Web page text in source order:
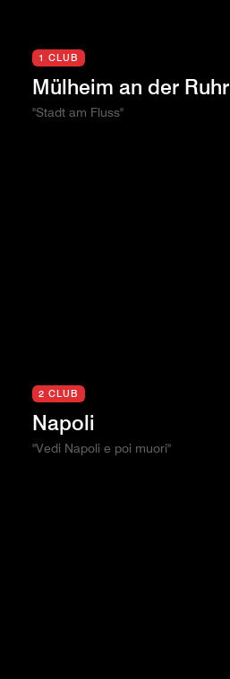
1 CLUB
Mülheim an der Ruhr
"Stadt am Fluss"
2 CLUB
Napoli
"Vedi Napoli e poi muori"